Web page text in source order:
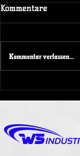
Kommentare
Kommentar verfassen...